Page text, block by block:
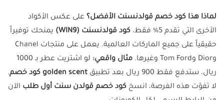
لماذا هذا كود خصم قولدنسنت الأفضل؟ على عكس الأكواد
الأخرى التي تقدم 5% فقط،
كود قولدنسنت (WIN9)
يمنحك توفيراً
حقيقياً على جميع الماركات العالمية. يعمل على منتجات Chanel
وDior وTom Ford وغيرها.
مثال واقعي:
لو اشتريت عطر بـ 1000
ريال، ستدفع فقط 900 ريال بعد تطبيق
golden scent كود خصم
.
لا تفوّت هذه الفرصة، انسخ كود خصم قولدن سنت أول طلب الآن